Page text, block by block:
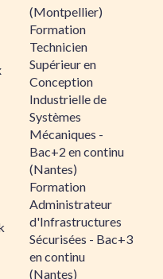
(Montpellier)
Formation
Technicien
Supérieur en
Conception
Industrielle de
Systèmes
Mécaniques -
Bac+2 en continu
(Nantes)
Formation
Administrateur
d'Infrastructures
Sécurisées - Bac+3
en continu
(Nantes)